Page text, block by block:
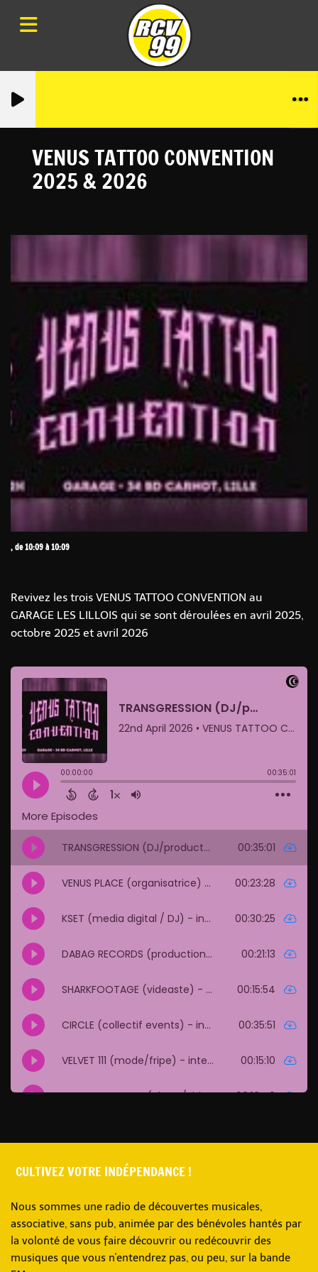
VENUS TATTOO CONVENTION
2025 & 2026
, de 10:09 à 10:09
Revivez les trois VENUS TATTOO CONVENTION au
GARAGE LES LILLOIS qui se sont déroulées en avril 2025,
octobre 2025 et avril 2026
CULTIVEZ VOTRE INDÉPENDANCE !
Nous sommes une radio de découvertes musicales,
associative, sans pub, animée par des bénévoles hantés par
la volonté de vous faire découvrir ou redécouvrir des
musiques que vous n'entendrez pas, ou peu, sur la bande